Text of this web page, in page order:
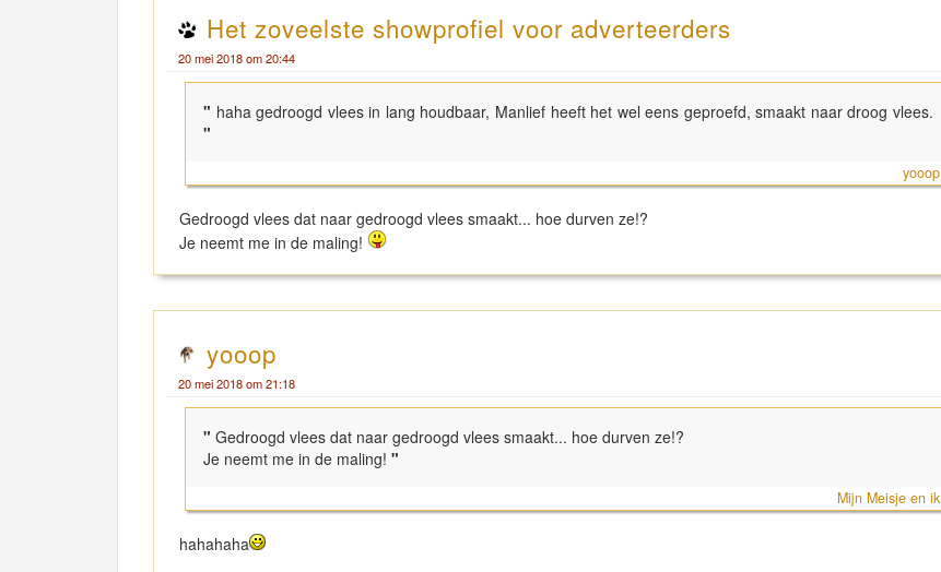
Het zoveelste showprofiel voor adverteerders
20 mei 2018 om 20:44
" haha gedroogd vlees in lang houdbaar, Manlief heeft het wel eens geproefd, smaakt naar droog vlees.
"
yooop
Gedroogd vlees dat naar gedroogd vlees smaakt... hoe durven ze!?
Je neemt me in de maling!
yooop
20 mei 2018 om 21:18
" Gedroogd vlees dat naar gedroogd vlees smaakt... hoe durven ze!?
Je neemt me in de maling! "
Mijn Meisje en ik
hahahaha